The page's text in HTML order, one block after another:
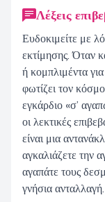
Λέξεις
Ευδοκιμείτε με
εκτίμησης. Όταν
ή κομπλιμέντα
φωτίζει τον
εγκάρδιο «σ’
οι λεκτικές
είναι μια
αγκαλιάζετε την
αγαπάτε τους
γνήσια ανταλλαγή.